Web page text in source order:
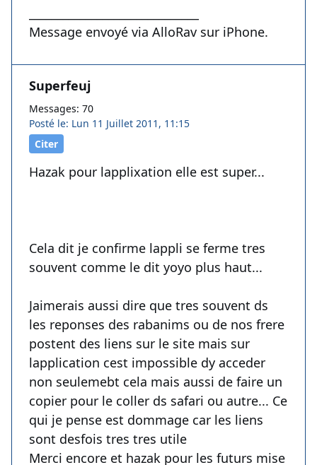
Message envoyé via AlloRav sur iPhone.
Superfeuj
Messages: 70
Posté le: Lun 11 Juillet 2011, 11:15
Citer
Hazak pour lapplixation elle est super...
Cela dit je confirme lappli se ferme tres
souvent comme le dit yoyo plus haut...
Jaimerais aussi dire que tres souvent ds
les reponses des rabanims ou de nos frere
postent des liens sur le site mais sur
lapplication cest impossible dy acceder
non seulemebt cela mais aussi de faire un
copier pour le coller ds safari ou autre... Ce
qui je pense est dommage car les liens
sont desfois tres tres utile
Merci encore et hazak pour les futurs mise